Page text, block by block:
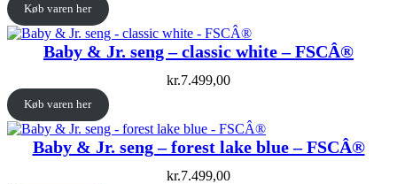
Køb varen her
Baby & Jr. seng – classic white – FSCÂ®
kr.7.499,00
Køb varen her
Baby & Jr. seng – forest lake blue – FSCÂ®
kr.7.499,00